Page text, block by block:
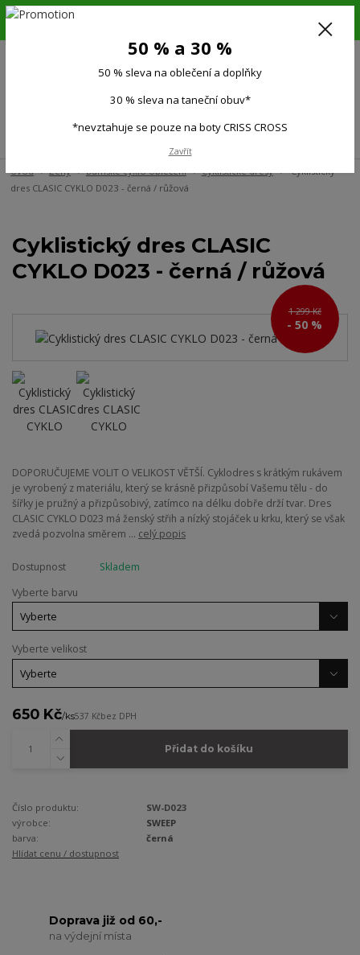
6.-16.8.26. DOVOLENÁ !!! 50 % SLEVA na všechno oblečení a doplňky !!!
(Po-Pá 9:00-15.00)
Úvod Ženy Dámské cyklo oblečení Cyklistické dresy
Cyklistický
dres CLASIC CYKLO D023 - černá / růžová
Cyklistický dres CLASIC
CYKLO D023 - černá / růžová
1 299 Kč
- 50 %
DOPORUČUJEME VOLIT O VELIKOST VĚTŠÍ. Cyklodres s krátkým rukávem
je vyrobený z materiálu, který se krásně přizpůsobí Vašemu tělu - do
šířky je pružný a přizpůsobivý, zatímco na délku dobře drží tvar. Dres
CLASIC CYKLO D023 má ženský střih a nízký stojáček u krku, který se však
zvedá pozvolna směrem ... celý popis
Dostupnost
Skladem
Vyberte barvu
Vyberte velikost
650 Kč/ks537 Kčbez DPH
Přidat do košíku
Číslo produktu:
SW-D023
výrobce:
SWEEP
barva:
černá
Hlídat cenu / dostupnost
Doprava již od 60,-
na výdejní místa
50 % a 30 %
50 % sleva na oblečení a doplňky
30 % sleva na taneční obuv*
*nevztahuje se pouze na boty CRISS CROSS
Zavřít